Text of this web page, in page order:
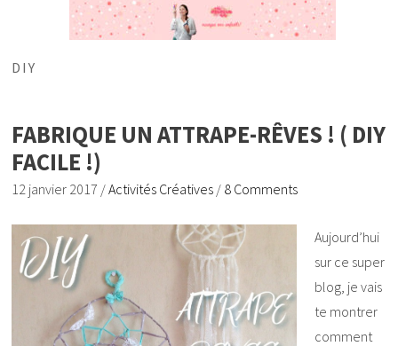
DIY
FABRIQUE UN ATTRAPE-RÊVES ! ( DIY
FACILE !)
12 janvier 2017 /Activités Créatives / 8 Comments
Aujourd’hui
sur ce super
blog, je vais
te montrer
comment